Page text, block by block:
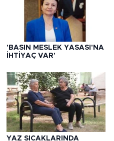
'BASIN MESLEK YASASI'NA
İHTİYAÇ VAR'
YAZ SICAKLARINDA